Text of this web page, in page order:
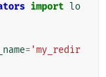
import lo
= 'my_redir